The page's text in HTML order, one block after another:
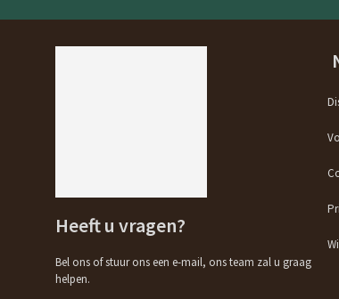
Heeft u vragen?
Bel ons of stuur ons een e-mail, ons team zal u graag
helpen.